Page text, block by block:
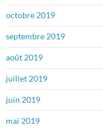
octobre 2019
septembre 2019
août 2019
juillet 2019
juin 2019
mai 2019